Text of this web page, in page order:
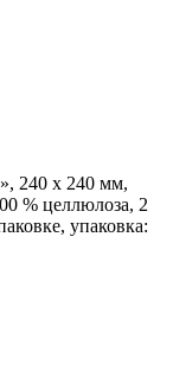
240 х 240 мм,
% целлюлоза, 2
упаковка: